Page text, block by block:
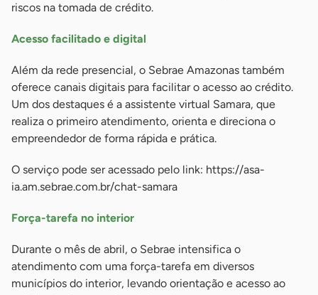
riscos na tomada de crédito.
Acesso facilitado e digital
Além da rede presencial, o Sebrae Amazonas também
oferece canais digitais para facilitar o acesso ao crédito.
Um dos destaques é a assistente virtual Samara, que
realiza o primeiro atendimento, orienta e direciona o
empreendedor de forma rápida e prática.
O serviço pode ser acessado pelo link: https://asa-
ia.am.sebrae.com.br/chat-samara
Força-tarefa no interior
Durante o mês de abril, o Sebrae intensifica o
atendimento com uma força-tarefa em diversos
municípios do interior, levando orientação e acesso ao